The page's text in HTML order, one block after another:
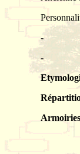
-
-
Armoiries